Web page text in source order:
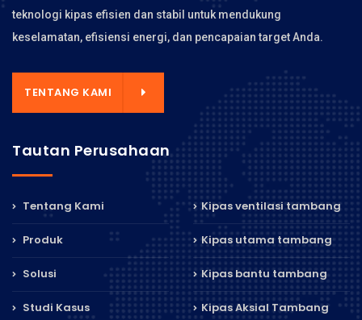
teknologi kipas efisien dan stabil untuk mendukung
keselamatan, efisiensi energi, dan pencapaian target Anda.
TENTANG KAMI
Tautan Perusahaan
Tentang Kami
Produk
Solusi
Studi Kasus
Kipas ventilasi tambang
Kipas utama tambang
Kipas bantu tambang
Kipas Aksial Tambang